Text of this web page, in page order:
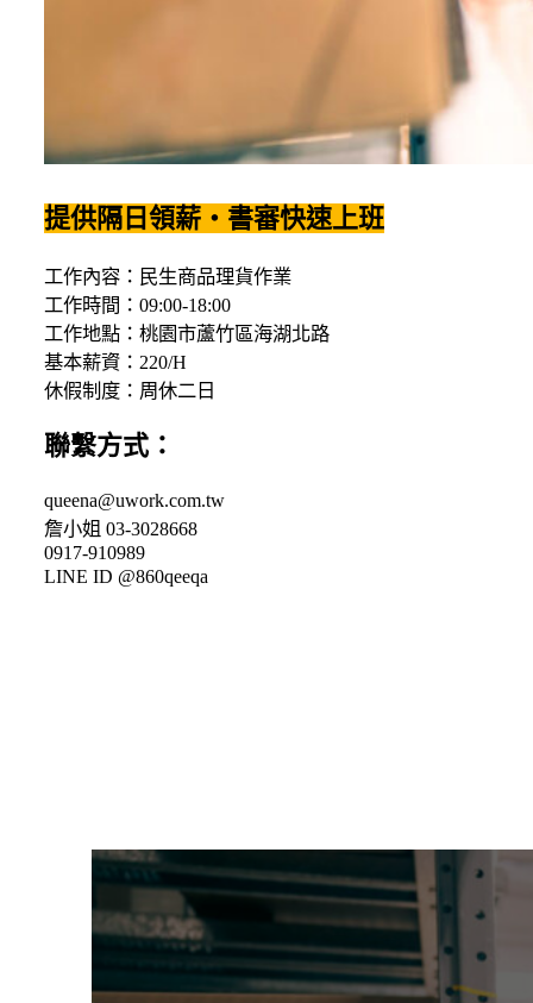
提供隔日領薪‧書審快速上班
工作內容：民生商品理貨作業
工作時間：09:00-18:00
工作地點：桃園市蘆竹區海湖北路
基本薪資：220/H
休假制度：周休二日
聯繫方式：
queena@uwork.com.tw
詹小姐 03-3028668
0917-910989
LINE ID @860qeeqa